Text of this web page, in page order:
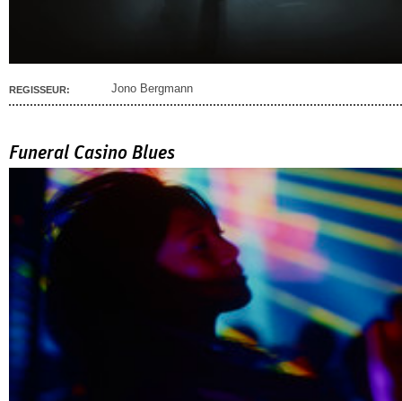
REGISSEUR: Jono Bergmann
Funeral Casino Blues